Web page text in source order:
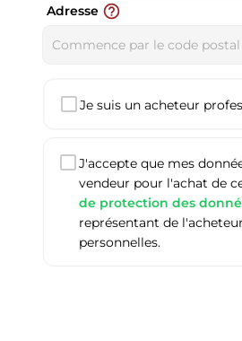
+1
Adresse help_outline
Je suis un acheteur
J'accepte que mes
vendeur pour l'achat de
de protection des
représentant de
personnelles.